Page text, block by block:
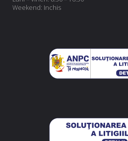
Weekend: Inchis